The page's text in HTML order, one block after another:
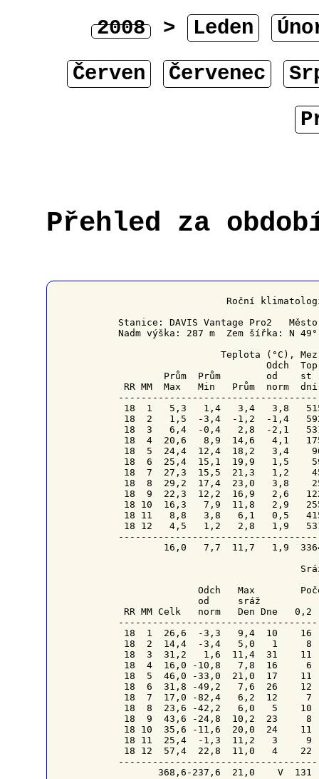
2008 > Leden
Červen
Červenec
Přehled za
Roční
Stanice: DAVIS Vantage Pro2
Nadm výška: 287 m  Zem šířka: N
Teplota (°C),
Odch
Prům  Prům        od    st
RR MM
Max   Min   Prům  norm
18  1   5,3   1,4   3,4   3,8
18  2   1,5  -3,4  -1,2  -1,4
18  3   6,4  -0,4   2,8  -2,1
18  4  20,6   8,9  14,6   4,1
18  5  24,4  12,4  18,2   3,4
18  6  25,4  15,1  19,9   1,5
18  7  27,3  15,5  21,3   1,2
18  8  29,2  17,4  23,0   3,8
18  9  22,3  12,2  16,9   2,6
18 10  16,3   7,9  11,8   2,9
18 11   8,8   3,8   6,1   0,5
18 12   4,5   1,2   2,8   1,9
16,0   7,7  11,7   1,9
Odch
Max
              od
sráž
RR MM Celk   norm   Den Dne
0,2
18  1  26,6  -3,3   9,4  10
18  2  14,4  -3,4   5,0   1
18  3  31,2   1,6  11,4  31
18  4  16,0 -10,8   7,8  16
18  5  46,0 -33,0  21,0  17
18  6  31,8 -49,2   7,6  26
18  7  17,0 -82,4   6,2  12
18  8  23,6 -42,2   6,0   5
18  9  43,6 -24,8  10,2  23
18 10  35,6 -11,6  20,0  24
18 11  25,4  -1,3  11,2   3
18 12  57,4  22,8  11,0   4
368,6-237,6  21,0    V  131